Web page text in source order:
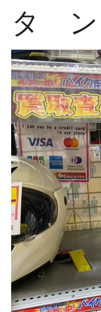
タ ン